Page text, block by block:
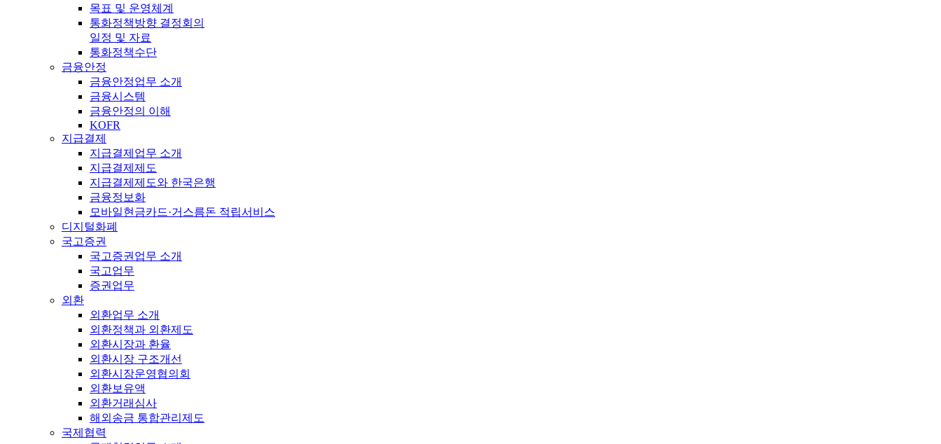
목표 및 운영체계
통화정책방향 결정회의
일정 및 자료
통화정책수단
금융안정
금융안정업무 소개
금융시스템
금융안정의 이해
KOFR
지급결제
지급결제업무 소개
지급결제제도
지급결제제도와 한국은행
금융정보화
모바일현금카드·거스름돈 적립서비스
디지털화폐
국고증권
국고증권업무 소개
국고업무
증권업무
외환
외환업무 소개
외환정책과 외환제도
외환시장과 환율
외환시장 구조개선
외환시장운영협의회
외환보유액
외환거래심사
해외송금 통합관리제도
국제협력